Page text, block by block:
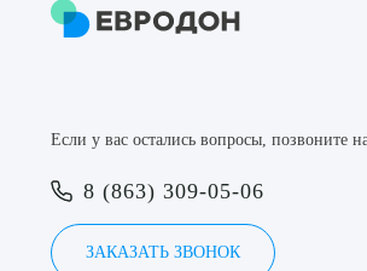
Если у вас остались вопросы, позвоните
8 (863) 309-05-06
ЗАКАЗАТЬ ЗВОНОК